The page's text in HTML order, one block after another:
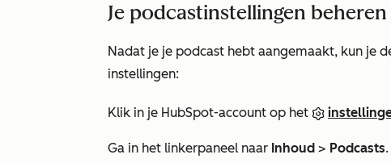
Je podcastinstellingen
Nadat je je podcast hebt aangemaakt, kun je
instellingen:
Klik in je HubSpot-account op het
Ga in het linkerpaneel naar Inhoud > Podcasts.